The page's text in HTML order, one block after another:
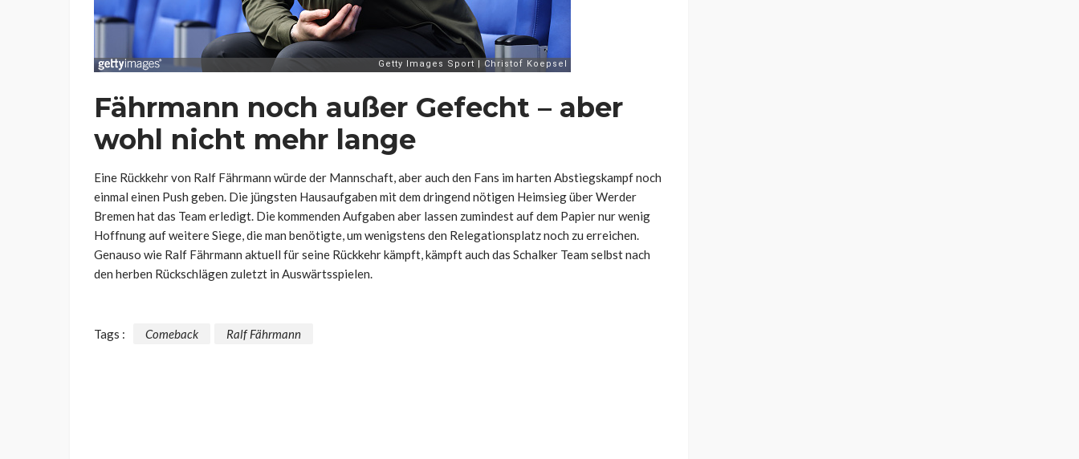
Fährmann noch außer Gefecht – aber
wohl nicht mehr lange
Eine Rückkehr von Ralf Fährmann würde der Mannschaft, aber auch den Fans im harten Abstiegskampf noch
einmal einen Push geben. Die jüngsten Hausaufgaben mit dem dringend nötigen Heimsieg über Werder
Bremen hat das Team erledigt. Die kommenden Aufgaben aber lassen zumindest auf dem Papier nur wenig
Hoffnung auf weitere Siege, die man benötigte, um wenigstens den Relegationsplatz noch zu erreichen.
Genauso wie Ralf Fährmann aktuell für seine Rückkehr kämpft, kämpft auch das Schalker Team selbst nach
den herben Rückschlägen zuletzt in Auswärtsspielen.
Tags : Comeback Ralf Fährmann